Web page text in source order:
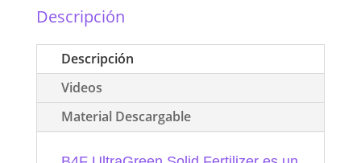
Descripción
Descripción
Videos
Material Descargable